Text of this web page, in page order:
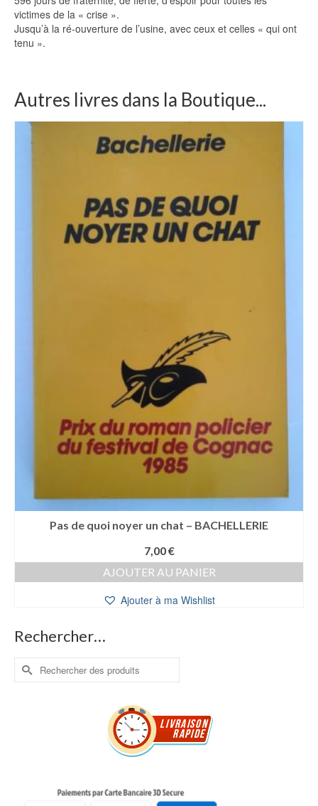
victimes de la « crise ».
Jusqu’à la ré-ouverture de l’usine, avec ceux et celles « qui ont
tenu ».
Autres livres dans la Boutique...
Pas de quoi noyer un chat – BACHELLERIE
7,00€
AJOUTER AU PANIER
Ajouter à ma Wishlist
Rechercher…
Rechercher :